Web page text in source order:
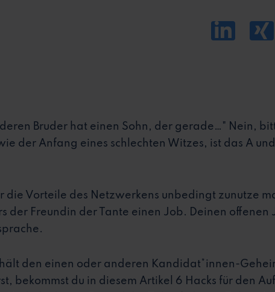
Bruder hat einen Sohn, der gerade…" Nein,
der Anfang eines schlechten Witzes, ist das A
die Vorteile des Netzwerkens unbedingt zunutze
der Freundin der Tante einen Job. Deinen offenen
den einen oder anderen Kandidat*innen-
bekommst du in diesem Artikel 6 Hacks für den